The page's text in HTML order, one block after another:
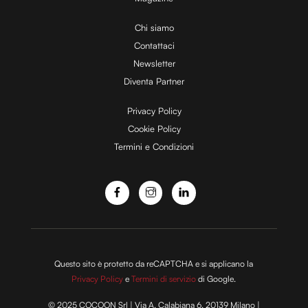
i
d
e
o
Chi siamo
Contattaci
Newsletter
Diventa Partner
Privacy Policy
Cookie Policy
Termini e Condizioni
Questo sito è protetto da reCAPTCHA e si applicano la
Privacy Policy eTermini di servizio di Google.
© 2025 COCOON Srl | Via A. Calabiana 6, 20139 Milano |